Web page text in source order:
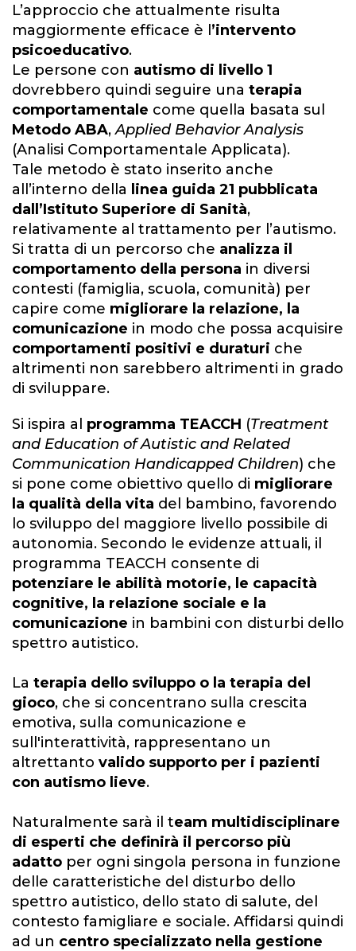
L’approccio che attualmente risulta
maggiormente efficace è l ’intervento
psicoeducativo.
Le persone con autismo di livello 1
dovrebbero quindi seguire una terapia
comportamentale come quella basata sul
Metodo ABA,Applied Behavior Analysis
(Analisi Comportamentale Applicata).
Tale metodo è stato inserito anche
all’interno della linea guida 21 pubblicata
dall’Istituto Superiore di Sanità,
relativamente al trattamento per l’autismo.
Si tratta di un percorso che analizza il
comportamento della persona in diversi
contesti (famiglia, scuola, comunità) per
capire come migliorare la relazione, la
comunicazione in modo che possa acquisire
comportamenti positivi e duraturi che
altrimenti non sarebbero altrimenti in grado
di sviluppare.
Si ispira al programma TEACCH (Treatment
and Education of Autistic and Related
Communication Handicapped Children) che
si pone come obiettivo quello di migliorare
la qualità della vita del bambino, favorendo
lo sviluppo del maggiore livello possibile di
autonomia. Secondo le evidenze attuali, il
programma TEACCH consente di
potenziare le abilità motorie, le capacità
cognitive, la relazione sociale e la
comunicazione in bambini con disturbi dello
spettro autistico.
La terapia dello sviluppo o la terapia del
gioco, che si concentrano sulla crescita
emotiva, sulla comunicazione e
sull'interattività, rappresentano un
altrettanto valido supporto per i pazienti
con autismo lieve.
Naturalmente sarà il team multidisciplinare
di esperti che definirà il percorso più
adatto per ogni singola persona in funzione
delle caratteristiche del disturbo dello
spettro autistico, dello stato di salute, del
contesto famigliare e sociale. Affidarsi quindi
ad un centro specializzato nella gestione